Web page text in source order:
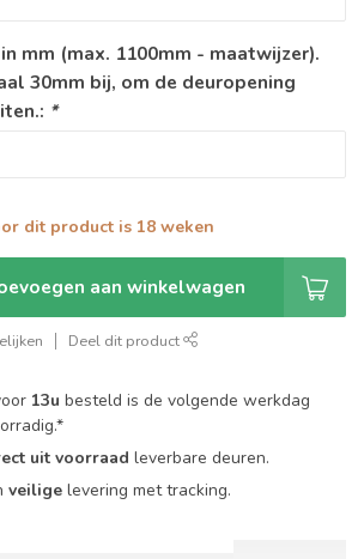
mm (max. 1100mm - maatwijzer).
30mm bij, om de deuropening
*
dit product is 18 weken
aan winkelwagen
Deel dit product
13u besteld is de volgende werkdag
uit voorraad leverbare deuren.
veilige levering met tracking.